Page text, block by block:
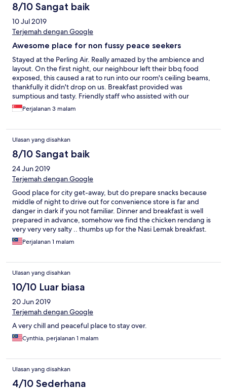
8/10 Sangat baik
10 Jul 2019
Terjemah dengan Google
Awesome place for non fussy peace seekers
Stayed at the Perling Air. Really amazed by the ambience and
layout. On the first night, our neighbour left their bbq food
exposed, this caused a rat to run into our room's ceiling beams,
thankfully it didn't drop on us. Breakfast provided was
sumptious and tasty. Friendly staff who assisted with our
queries. Our movable shower head was broken. Felt like it could
have been repaired previously. Tip would be to minimise lights
repellent or essential oil diffuser to ward off all kinds of bugs
and fat lizards. Overall, we loved the private setting and the
serenity of The Dusun as we treasure peace and tranquillity,
unlike some overcrowded and noisy resorts. Will make a come
back. Be prepared to drive up steep and narrow road to reach
destination.
Perjalanan 3 malam
Ulasan yang disahkan
8/10 Sangat baik
24 Jun 2019
Terjemah dengan Google
Good place for city get-away, but do prepare snacks because
middle of night to drive out for convenience store is far and
danger in dark if you not familiar. Dinner and breakfast is well
prepared in advance, somehow we find the chicken rendang is
very very very salty .. thumbs up for the Nasi Lemak breakfast.
Perjalanan 1 malam
Ulasan yang disahkan
10/10 Luar biasa
20 Jun 2019
Terjemah dengan Google
A very chill and peaceful place to stay over.
Cynthia, perjalanan 1 malam
Ulasan yang disahkan
4/10 Sederhana